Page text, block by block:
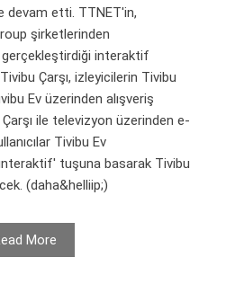
devam etti. TTNET'in,
şirketlerinden
interaktif
Çarşı, izleyicilerin Tivibu
Ev üzerinden alışveriş
Çarşı ile televizyon üzerinden e-
Tivibu Ev
tuşuna basarak Tivibu
(daha&helliip;)
More